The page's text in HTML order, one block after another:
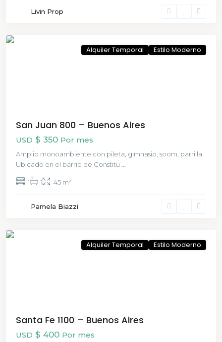
Livin Prop
Constitución,
Alquiler Temporal Estilo Moderno
San Juan 800 – Buenos Aires
USD $ 350 Por mes
Amplio monoambiente con pileta, gimnasio, soom, parrilla.
Ubicado en el barrio de Constitu
1 1 45 m2
Pamela Biazzi
Recoleta,
Alquiler Temporal Estilo Moderno
Santa Fe 1100 – Buenos Aires
USD $ 400 Por mes